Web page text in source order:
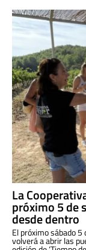
La
próximo 5 de
desde dentro
El próximo sábado
volverá a abrir las